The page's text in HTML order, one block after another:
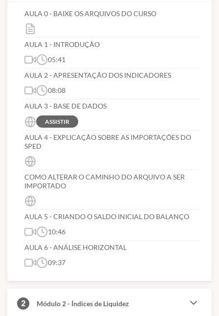
AULA 0 - BAIXE OS ARQUIVOS DO CURSO
AULA 1 - INTRODUÇÃO
05:41
AULA 2 - APRESENTAÇÃO DOS INDICADORES
08:08
AULA 3 - BASE DE DADOS
ASSISTIR
AULA 4 - EXPLICAÇÃO SOBRE AS IMPORTAÇÕES DO
SPED
COMO ALTERAR O CAMINHO DO ARQUIVO A SER
IMPORTADO
AULA 5 - CRIANDO O SALDO INICIAL DO BALANÇO
10:46
AULA 6 - ANÁLISE HORIZONTAL
09:37
2 Módulo 2 - Índices de Liquidez